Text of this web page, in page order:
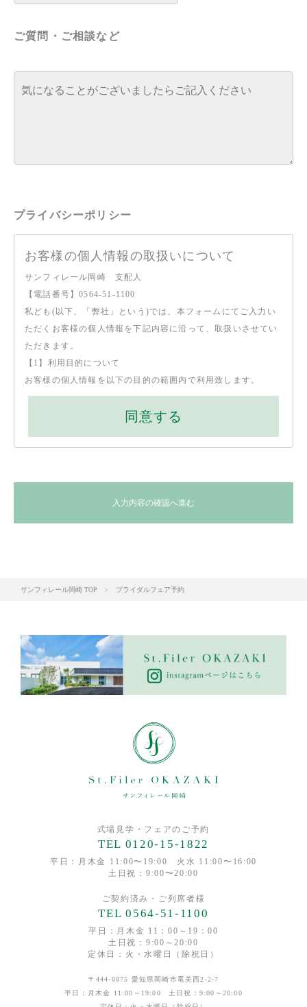
ご質問・ご相談など
プライバシーポリシー
お客様の個人情報の取扱いについて
サンフィレール岡崎 支配人
【電話番号】0564-51-1100
私ども(以下、「弊社」という)では、本フォームにてご入力い
ただくお客様の個人情報を下記内容に沿って、取扱いさせてい
ただきます。
【1】利用目的について
お客様の個人情報を以下の目的の範囲内で利用致します。
1.お客様からお申込みがあった、フェア、イベントへの予約受
付、資料・パンフレットの送付を行うため。
当者が回答の連絡を行うため。
4.フェア、イベントなどの告知をメールやDMによりご案内す
但し、委託先に開示する個人情報は、本業務の遂行上、必要と
また、委託先会社の選定に当り、十分な保護水準を備えている
かを確認した上で 、個人情報に関する機密保持契約を締結する
ことで、適切な安全管理措置を講じています。
【3】第三者への個人情報の提供について
但し、以下の場合は開示する場合がございます。
・人の生命、身体又は財産の保護のために必要がある場合であ
って、本人の同意を得ることが困難であるとき。
がある場合であって、本人の同意を得ることが困難であると
・国の機関若しくは地方公共団体又はその委託を受けた者が法
令の定める事務を遂行することに対して協力する必要がある場
合であって、本人の同意を得ることによって当該事務の遂行に
支障を及ぼすおそれがあるとき。
【4】情報提供の任意性について
ご入力項目の一部に「必須」項目がございます。
申込み受付ができかねることとなります。ご了承ください。
【5】個人情報に関するお問い合わせについて
同意する
入力内容の確認へ進む
サンフィレール岡崎 TOP ブライダルフェア予約
式場見学・フェアのご予約
TEL 0120-15-1822
平日：月木金 11:00〜19:00 火水 11:00〜16:00
土日祝：9:00〜20:00
ご契約済み・ご列席者様
TEL 0564-51-1100
平日：月木金 11：00～19：00
土日祝：9:00～20:00
定休日：火・水曜日（除祝日）
〒444-0875 愛知県岡崎市竜美西2-2-7
平日：月木金 11:00～19:00 土日祝：9:00～20:00